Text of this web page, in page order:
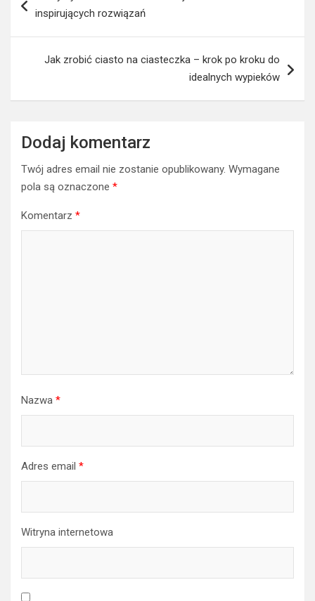
wpisu
inspirujących rozwiązań
Jak zrobić ciasto na ciasteczka – krok po kroku do
idealnych wypieków
Dodaj komentarz
Twój adres email nie zostanie opublikowany. Wymagane
pola są oznaczone *
Komentarz *
Nazwa *
Adres email *
Witryna internetowa